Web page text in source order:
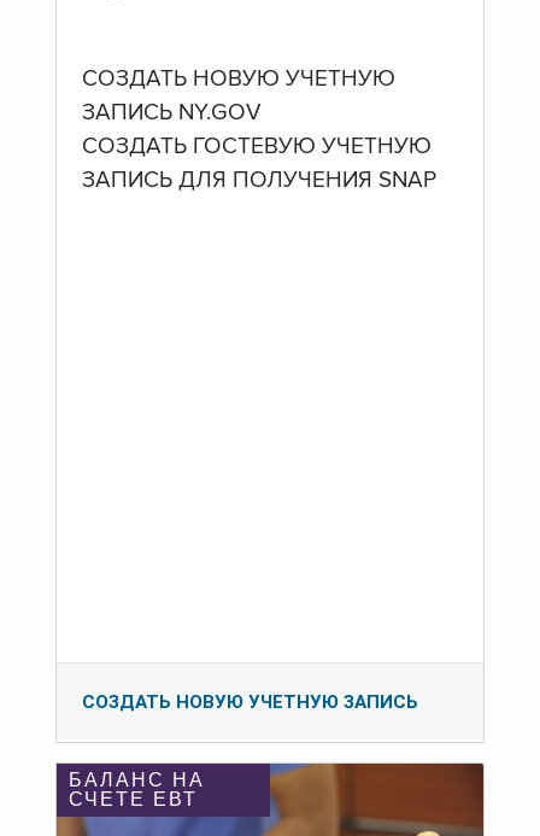
СОЗДАТЬ НОВУЮ УЧЕТНУЮ
ЗАПИСЬ NY.GOV
СОЗДАТЬ ГОСТЕВУЮ УЧЕТНУЮ
ЗАПИСЬ ДЛЯ ПОЛУЧЕНИЯ SNAP
СОЗДАТЬ НОВУЮ УЧЕТНУЮ ЗАПИСЬ
БАЛАНС НА
СЧЕТЕ ЕВТ